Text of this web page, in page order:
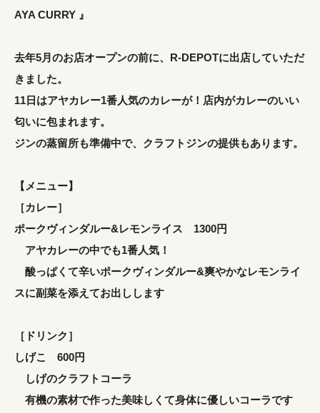
AYA CURRY 』
去年5月のお店オープンの前に、R-DEPOTに出店していただ
きました。
11日はアヤカレー1番人気のカレーが！店内がカレーのいい
匂いに包まれます。
ジンの蒸留所も準備中で、クラフトジンの提供もあります。
【メニュー】
［カレー］
ポークヴィンダルー&レモンライス 1300円
アヤカレーの中でも1番人気！
酸っぱくて辛いポークヴィンダルー&爽やかなレモンライ
スに副菜を添えてお出しします
［ドリンク］
しげこ 600円
しげのクラフトコーラ
有機の素材で作った美味しくて身体に優しいコーラです